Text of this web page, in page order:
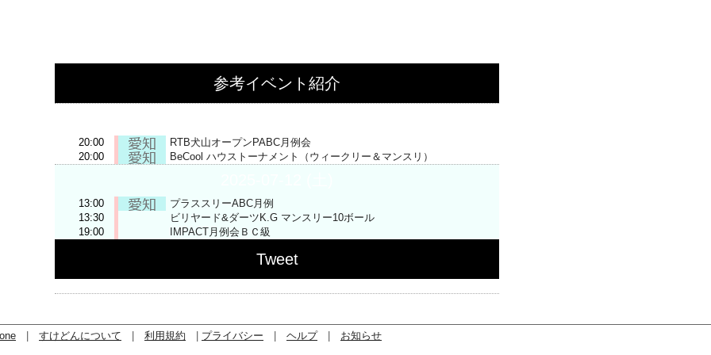
参考イベント紹介
20:00
RTB犬山オープンPABC月例会
20:00
BeCool ハウストーナメント（ウィークリー＆マンスリ）
13:00
プラススリーABC月例
13:30
ビリヤード&ダーツK.G マンスリー10ボール
19:00
IMPACT月例会ＢＣ級
Tweet
すけどんについて 利用規約 プライバシー ヘルプ| お知らせ